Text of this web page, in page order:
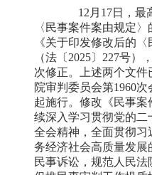
12月17日，最
〈民事案件案由规定〉
《关于印发修改后的
（法〔2025〕227号
次修正。上述两个文件
院审判委员会第1960次
起施行。修改《民事
续深入学习贯彻党的二
全会精神，全面贯彻习
务经济社会高质量发
民事诉讼，规范人民法